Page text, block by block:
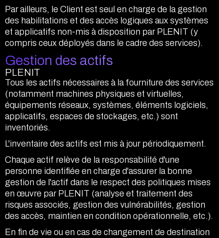
Par ailleurs, le Client est seul en charge de la gestion
des habilitations et des accès logiques aux systèmes
et applicatifs non-mis à disposition par PLENIT (y
compris ceux déployés dans le cadre des services).
Gestion des actifs
PLENIT
Tous les actifs nécessaires à la fourniture des services
(notamment machines physiques et virtuelles,
équipements réseaux, systèmes, éléments logiciels,
applicatifs, espaces de stockages, etc.) sont
inventoriés.
L'inventaire des actifs est mis à jour périodiquement.
Chaque actif relève de la responsabilité d'une
personne identifiée en charge d'assurer la bonne
gestion de l'actif dans le respect des politiques mises
en œuvre par PLENIT (analyse et traitement des
risques associés, gestion des vulnérabilités, gestion
des accès, maintien en condition opérationnelle, etc.).
En fin de vie ou en cas de changement de destination